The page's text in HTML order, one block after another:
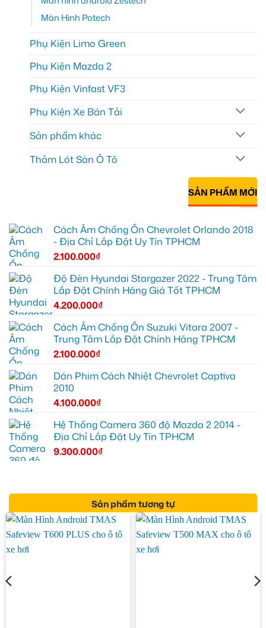
Màn Hình Potech
Phụ Kiện Limo Green
Phụ Kiện Mazda 2
Phụ Kiện Vinfast VF3
Phụ Kiện Xe Bán Tải
Sản phẩm khác
Thảm Lót Sàn Ô Tô
SẢN PHẨM MỚI
Cách Âm Chống Ồn Chevrolet Orlando 2018
- Địa Chỉ Lắp Đặt Uy Tín TPHCM
2.100.000₫
Độ Đèn Hyundai Stargazer 2022 - Trung Tâm
Lắp Đặt Chính Hãng Giá Tốt TPHCM
4.200.000₫
Cách Âm Chống Ồn Suzuki Vitara 2007 -
Trung Tâm Lắp Đặt Chính Hãng TPHCM
2.100.000₫
Dán Phim Cách Nhiệt Chevrolet Captiva
2010
4.100.000₫
Hệ Thống Camera 360 độ Mazda 2 2014 -
Địa Chỉ Lắp Đặt Uy Tín TPHCM
9.300.000₫
Sản phẩm tương tự